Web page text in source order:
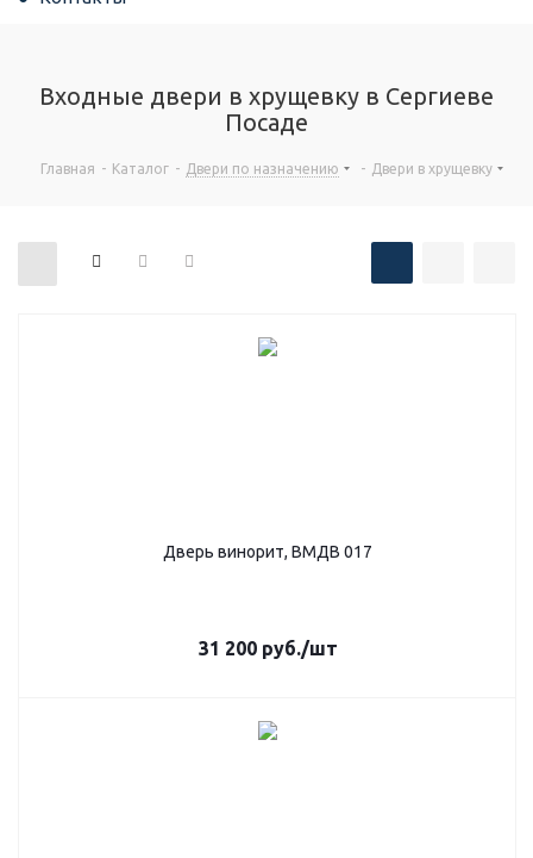
Входные двери в хрущевку в Сергиеве
Посаде
Главная - Каталог - Двери по назначению - Двери в хрущевку
Дверь винорит, ВМДВ 017
31 200руб./шт